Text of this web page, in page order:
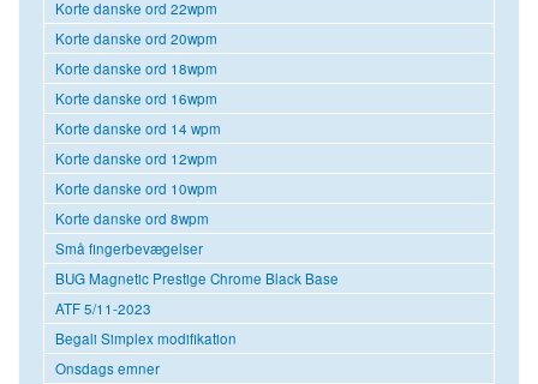
Korte danske ord 22wpm
Korte danske ord 20wpm
Korte danske ord 18wpm
Korte danske ord 16wpm
Korte danske ord 14 wpm
Korte danske ord 12wpm
Korte danske ord 10wpm
Korte danske ord 8wpm
Små fingerbevægelser
BUG Magnetic Prestige Chrome Black Base
ATF 5/11-2023
Begali Simplex modifikation
Onsdags emner